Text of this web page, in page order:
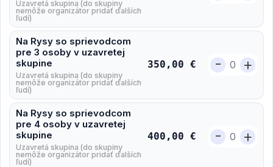
Uzavretá skupina (do skupiny
nemôže organizátor pridať ďalších
ľudí)
Na Rysy so sprievodcom
pre 3 osoby v uzavretej
skupine
Uzavretá skupina (do skupiny
nemôže organizátor pridať ďalších
ľudí)
350,00 € - +
Na Rysy so sprievodcom
pre 4 osoby v uzavretej
skupine
Uzavretá skupina (do skupiny
nemôže organizátor pridať ďalších
ľudí)
400,00 € - +